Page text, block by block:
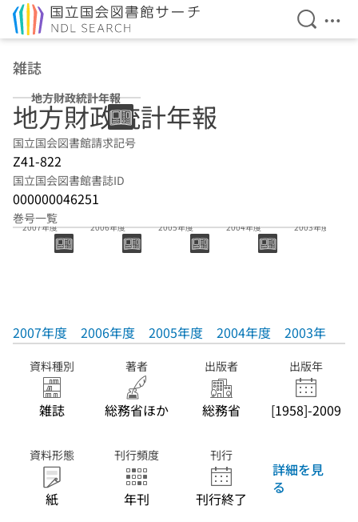
検索を
メ
雑誌
地方財政統計年報
地方財政統計年報
国立国会図書館請求記号
Z41-822
国立国会図書館書誌ID
000000046251
巻号一覧
2007年度
2007年度
2006年度
2006年度
2005年度
2005年度
2004年度
2004年度
2003年度
2003年度
資料種別
雑誌
著者
総務省ほか
出版者
総務省
出版年
[1958]-2009
資料形態
紙
刊行頻度
年刊
刊行
刊行終了
詳細を見
る